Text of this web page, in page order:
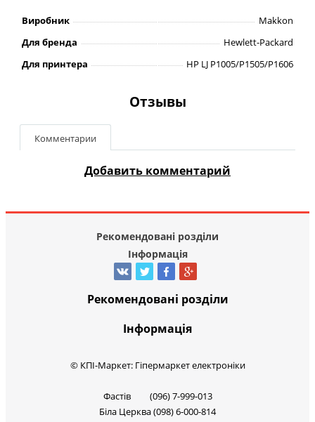
Виробник
Makkon
Для бренда
Hewlett-Packard
Для принтера
HP LJ P1005/P1505/P1606
Отзывы
Комментарии
Добавить комментарий
Рекомендовані розділи
Інформація
Рекомендовані розділи
Інформація
© КПІ-Маркет: Гіпермаркет електроніки
Фастів (096) 7-999-013
Біла Церква (098) 6-000-814